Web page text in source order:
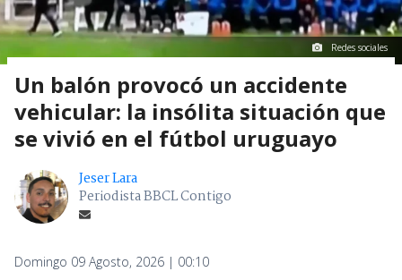
Redes sociales
Un balón provocó un accidente
vehicular: la insólita situación que
se vivió en el fútbol uruguayo
Jeser Lara
Periodista BBCL Contigo
Domingo 09 Agosto, 2026 | 00:10